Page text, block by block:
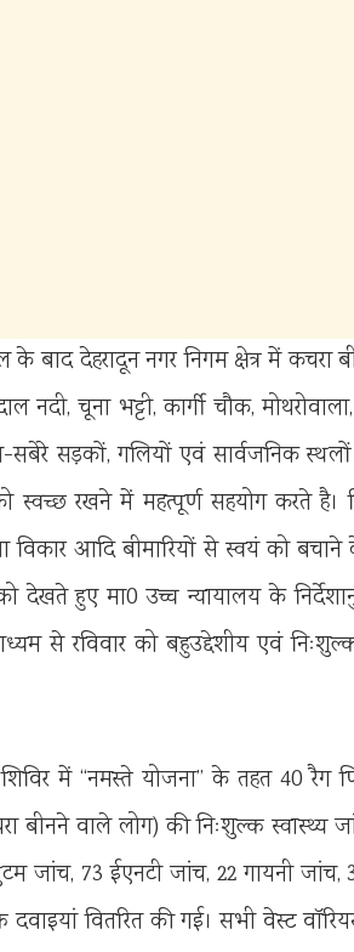
के बाद देहरादून नगर निगम क्षेत्र में
नदी, चूना भट्टी, कार्गी चौक,
सबेरे सड़कों, गलियों एवं सार्वजनिक
स्वच्छ रखने में महत्पूर्ण सहयोग करते
विकार आदि बीमारियों से स्वयं को
देखते हुए मा0 उच्च न्यायालय के
से रविवार को बहुउद्देशीय एवं
में ‘‘नमस्ते योजना’’ के तहत 40
बीनने वाले लोग) की निःशुल्क स्वास्थ्य
जांच, 73 ईएनटी जांच, 22 गायनी
दवाइयां वितरित की गई। सभी वेस्ट